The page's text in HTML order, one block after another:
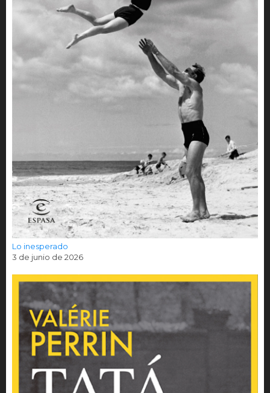
Lo inesperado
3 de junio de 2026